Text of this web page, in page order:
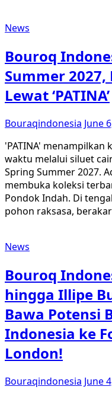
News
Bouroq
Summer
Lewat ‘PATINA’
Bouraqindonesia June
'PATINA' menampilkan
waktu melalui siluet
Spring Summer 2027.
membuka koleksi
Pondok Indah. Di
pohon raksasa,
News
Bouroq
hingga Illipe
Bawa Potensi
Indonesia ke
London!
Bouraqindonesia June